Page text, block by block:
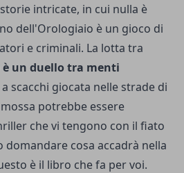
intricate, in cui nulla è
dell'Orologiaio è un gioco di
e criminali. La lotta tra
è un duello tra menti
scacchi giocata nelle strade di
potrebbe essere
che vi tengono con il fiato
domandare cosa accadrà nella
è il libro che fa per voi.